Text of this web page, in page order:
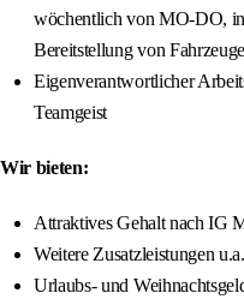
wöchentlich von MO-DO,
Bereitstellung von
Eigenverantwortlicher
Teamgeist
Wir bieten:
Attraktives Gehalt nach IG
Weitere Zusatzleistungen
Urlaubs- und